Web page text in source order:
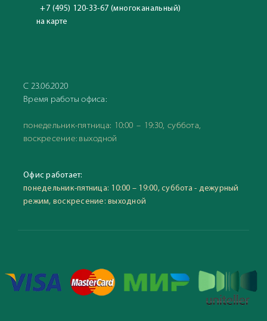
+7 (495) 120-33-67 (многоканальный)
на карте
С 23.06.2020
Время работы офиса:
понедельник-пятница: 10:00 – 19:30, суббота,
воскресение: выходной
Офис работает:
понедельник-пятница: 10:00 – 19:00, суббота - дежурный
режим, воскресение: выходной